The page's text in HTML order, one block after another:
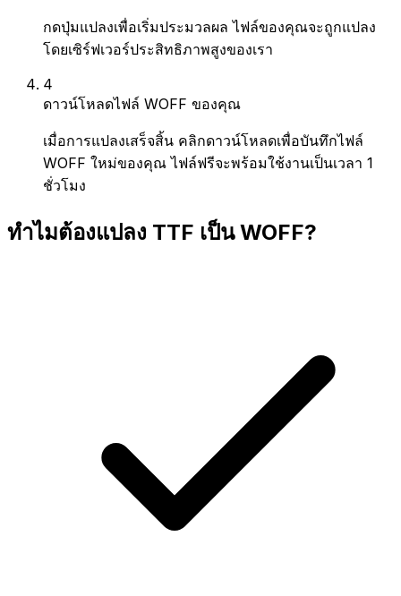
กดปุ่มแปลงเพื่อเริ่มประมวลผล ไฟล์ของคุณจะถูกแปลง
โดยเซิร์ฟเวอร์ประสิทธิภาพสูงของเรา
4
ดาวน์โหลดไฟล์ WOFF ของคุณ
เมื่อการแปลงเสร็จสิ้น คลิกดาวน์โหลดเพื่อบันทึกไฟล์
WOFF ใหม่ของคุณ ไฟล์ฟรีจะพร้อมใช้งานเป็นเวลา 1
ชั่วโมง
ทำไมต้องแปลง TTF เป็น WOFF?